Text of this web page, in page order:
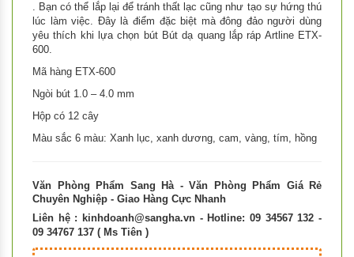
. Bạn có thể lắp lại để tránh thất lạc cũng như tạo sự hứng thú
lúc làm việc. Đây là điểm đặc biệt mà đông đảo người dùng
yêu thích khi lựa chọn bút Bút dạ quang lắp ráp Artline ETX-
600.
Mã hàng ETX-600
Ngòi bút 1.0 – 4.0 mm
Hộp có 12 cây
Màu sắc 6 màu: Xanh lục, xanh dương, cam, vàng, tím, hồng
Văn Phòng Phẩm Sang Hà - Văn Phòng Phẩm Giá Rẻ
Chuyên Nghiệp - Giao Hàng Cực Nhanh
Liên hệ : kinhdoanh@sangha.vn - Hotline: 09 34567 132 -
09 34767 137 ( Ms Tiên )